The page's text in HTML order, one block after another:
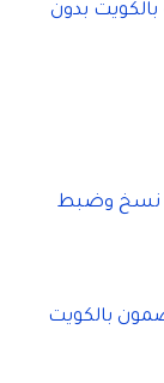
بدون
– نسخ وضبط
بالكويت